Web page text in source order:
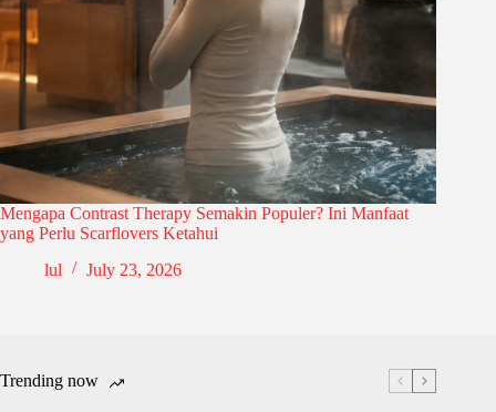
Mengapa Contrast Therapy Semakin Populer? Ini Manfaat
yang Perlu Scarflovers Ketahui
lul
July 23, 2026
Trending now